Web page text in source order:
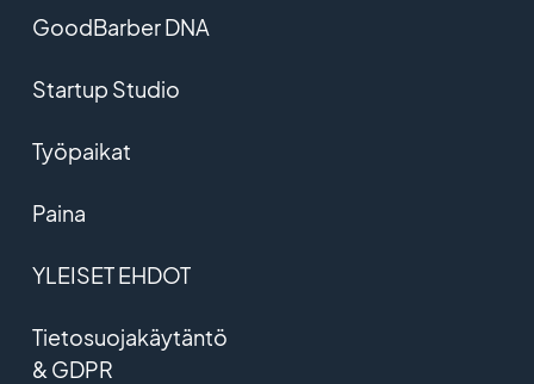
GoodBarber DNA
Startup Studio
Työpaikat
Paina
YLEISET EHDOT
Tietosuojakäytäntö
& GDPR